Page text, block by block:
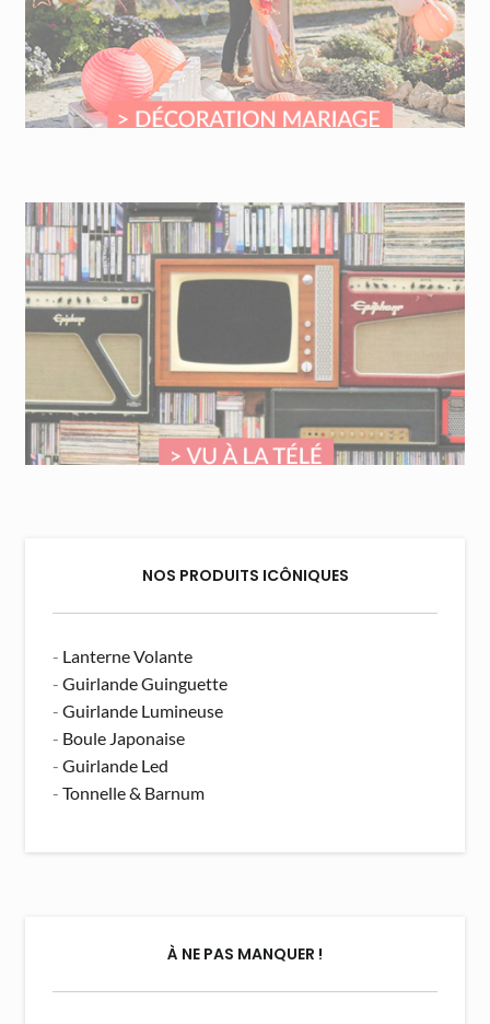
NOS PRODUITS ICÔNIQUES
- Lanterne Volante
-Guirlande Guinguette
-Guirlande Lumineuse
- Boule Japonaise
-Guirlande Led
-Tonnelle & Barnum
À NE PAS MANQUER !